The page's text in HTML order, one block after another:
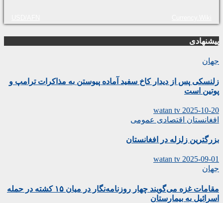
پیشنهادی
جهان
زلنسکی پس از دیدار کاخ سفید آماده پیوستن به مذاکرات ترامپ و
پوتین است
2025-10-20
watan tv
افغانستان اقتصادی عمومی
بزرگترین زلزله در افغانستان
2025-09-01
watan tv
جهان
مقامات غزه می‌گویند چهار روزنامه‌نگار در میان ۱۵ کشته در حمله
اسرائیل به بیمارستان